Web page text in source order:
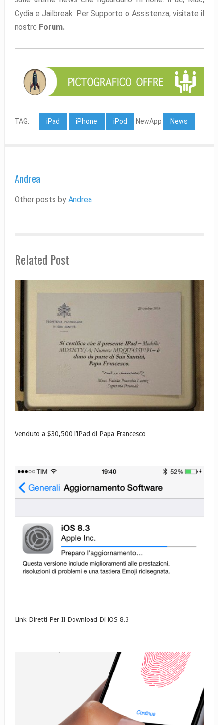
Cydia e Jailbreak. Per Supporto o Assistenza, visitate il
nostro Forum.
TAG: iPad iPhone iPod NewApp News
Andrea
Other posts by Andrea
Related Post
Venduto a $30,500 l’iPad di Papa Francesco
Link Diretti Per Il Download Di iOS 8.3